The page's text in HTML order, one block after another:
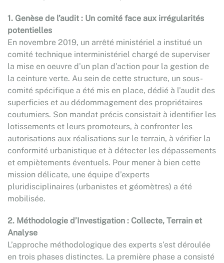
1. Genèse de l’audit : Un comité face aux irrégularités
potentielles
En novembre 2019, un arrêté ministériel a institué un
comité technique interministériel chargé de superviser
la mise en oeuvre d’un plan d’action pour la gestion de
la ceinture verte. Au sein de cette structure, un sous-
comité spécifique a été mis en place, dédié à l’audit des
superficies et au dédommagement des propriétaires
coutumiers. Son mandat précis consistait à identifier les
lotissements et leurs promoteurs, à confronter les
autorisations aux réalisations sur le terrain, à vérifier la
conformité urbanistique et à détecter les dépassements
et empiètements éventuels. Pour mener à bien cette
mission délicate, une équipe d’experts
pluridisciplinaires (urbanistes et géomètres) a été
mobilisée.
2. Méthodologie d’Investigation : Collecte, Terrain et
Analyse
L’approche méthodologique des experts s’est déroulée
en trois phases distinctes. La première phase a consisté